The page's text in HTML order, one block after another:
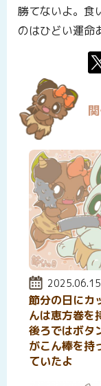
勝てないよ。食
のはひどい運命
投稿日:
2025.06.15
節分の日にカ
んは恵方巻を
後ろではボタ
がこん棒を持
ていたよ